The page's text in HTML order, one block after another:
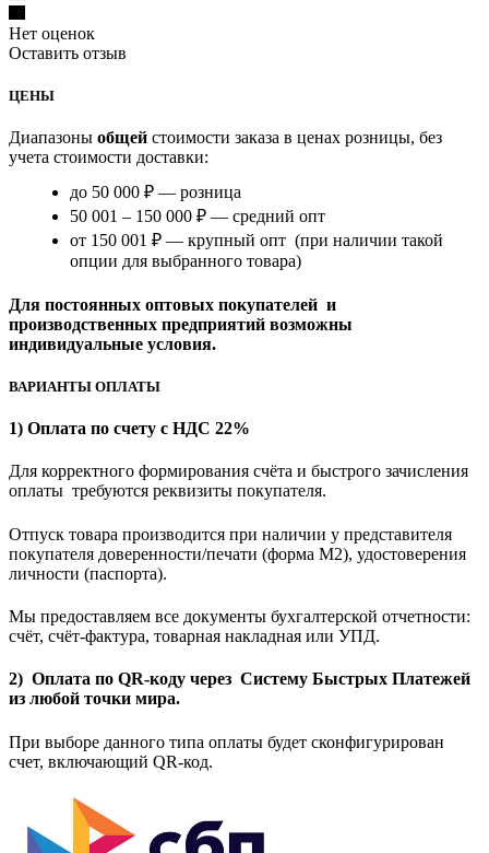
Нет оценок
Оставить отзыв
ЦЕНЫ
Диапазоны общей стоимости заказа в ценах розницы, без
учета стоимости доставки:
до 50 000 ₽ — розница
50 001 – 150 000 ₽ — средний опт
от 150 001 ₽ — крупный опт (при наличии такой
опции для выбранного товара)
Для постоянных оптовых покупателей и
производственных предприятий возможны
индивидуальные условия.
ВАРИАНТЫ ОПЛАТЫ
1) Оплата по счету с НДС 22%
Для корректного формирования счёта и быстрого зачисления
оплаты требуются реквизиты покупателя.
Отпуск товара производится при наличии у представителя
покупателя доверенности/печати (форма M2), удостоверения
личности (паспорта).
Мы предоставляем все документы бухгалтерской отчетности:
счёт, счёт-фактура, товарная накладная или УПД.
2) Оплата по QR-коду через Систему Быстрых Платежей
из любой точки мира.
При выборе данного типа оплаты будет сконфигурирован
счет, включающий QR-код.